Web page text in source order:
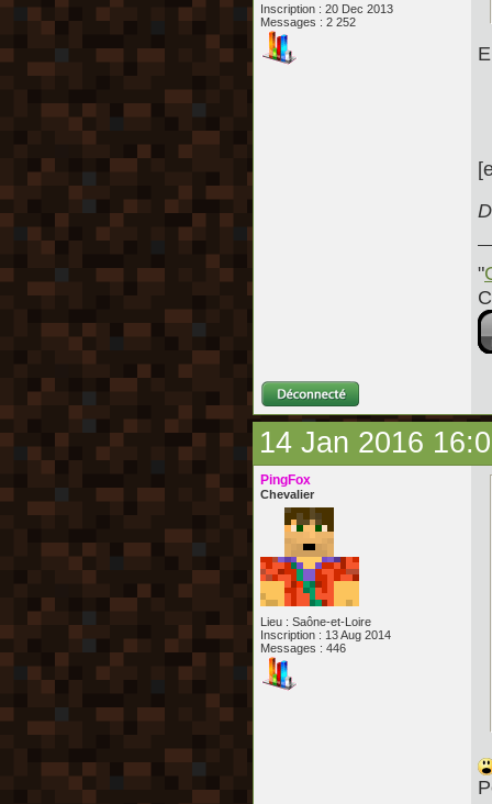
Inscription : 20 Dec 2013
Messages : 2 252
"
14 Jan 2016
PingFox
Chevalier
Lieu : Saône-et-Loire
Inscription : 13 Aug 2014
Messages : 446